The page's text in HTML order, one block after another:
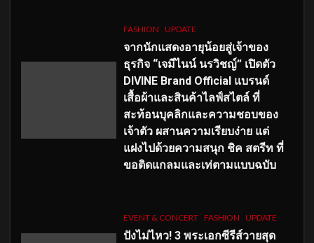
FASHION UPDATE
จากนักแสดงอายุน้อยสู่เจ้าของ
ธุรกิจ “เจมีไนน์ นรวิชญ์” เปิดตัว
DIVINE Brand Official แบรนด์
เสื้อผ้าและสินค้าไลฟ์สไตล์ ที่
สะท้อนบุคลิกและความชอบของ
เจ้าตัว ผสานความเรียบง่าย แต่
แฝงไปด้วยความสนุก ชิค สตรีท ที่
ขอติดแกลมและเท่ตามแบบฉบับ
EVENT & CONCERT FASHION UPDATE
ปังไม่ไหว! 3 พระเอกซีรีส์วายสุด